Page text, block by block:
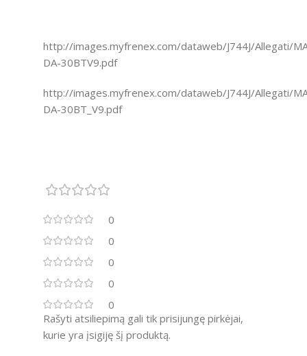
http://images.myfrenex.com/dataweb/J744J/Allegati/
DA-30BTV9.pdf
http://images.myfrenex.com/dataweb/J744J/Allegati/
DA-30BT_V9.pdf
0
0
0
0
0
Rašyti atsiliepimą gali tik prisijungę pirkėjai,
kurie yra įsigiję šį produktą.